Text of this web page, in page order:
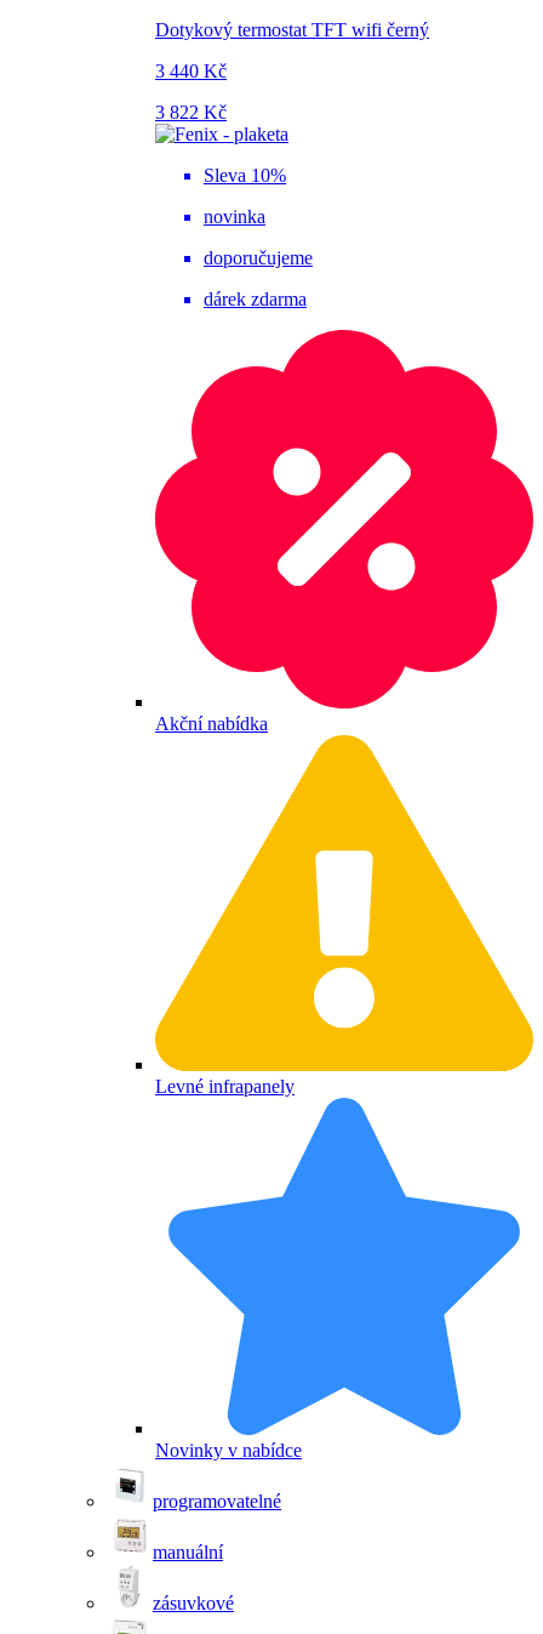
Dotykový termostat TFT wifi černý
3 440 Kč
3 822 Kč
Sleva 10%
novinka
doporučujeme
dárek zdarma
Akční nabídka
Levné infrapanely
Novinky v nabídce
programovatelné
manuální
zásuvkové